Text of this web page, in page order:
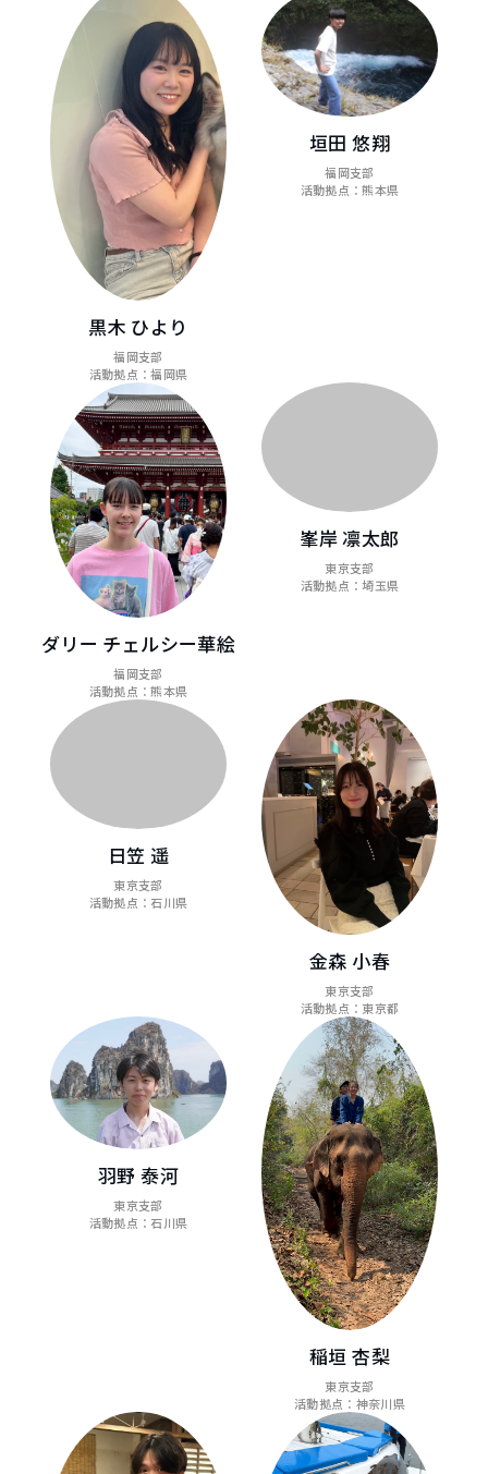
黒木 ひより
福岡支部
活動拠点：福岡県
垣田 悠翔
福岡支部
活動拠点：熊本県
ダリー チェルシー華絵
福岡支部
活動拠点：熊本県
峯岸 凛太郎
東京支部
活動拠点：埼玉県
日笠 遥
東京支部
活動拠点：石川県
金森 小春
東京支部
活動拠点：東京都
羽野 泰河
東京支部
活動拠点：石川県
稲垣 杏梨
東京支部
活動拠点：神奈川県